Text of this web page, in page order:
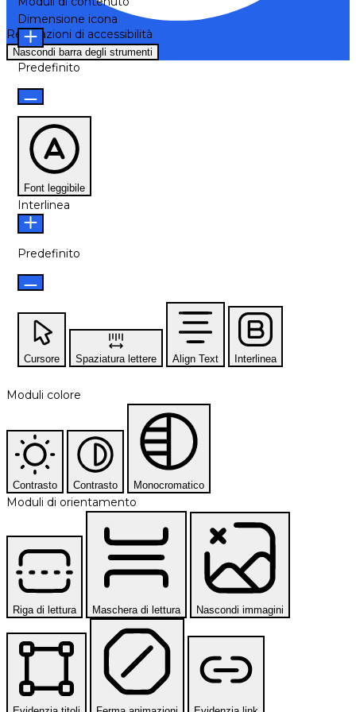
Regolazioni di accessibilità
Nascondi barra degli strumenti
Dimensione icona
Predefinito
Font leggibile
Interlinea
Predefinito
Cursore Spaziatura lettere Align Text Interlinea
Moduli colore
Contrasto Contrasto Monocromatico
Moduli di orientamento
Riga di lettura Maschera di lettura Nascondi immagini